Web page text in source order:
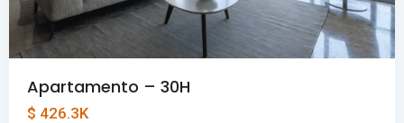
Apartamento – 30H
$ 426.3K